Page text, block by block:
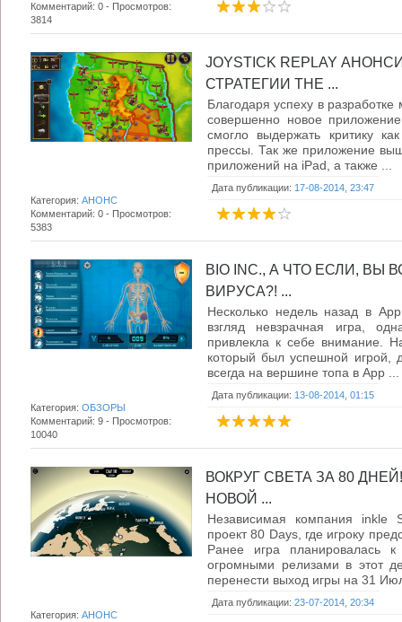
Комментарий: 0 - Просмотров:
3814
JOYSTICK REPLAY
СТРАТЕГИИ THE ...
Благодаря успеху в
совершенно новое
смогло выдержать критику
прессы. Так же приложение
приложений на iPad, а также ...
Дата публикации: 17-08-2014, 23:47
Категория: АНОНС
Комментарий: 0 - Просмотров:
5383
BIO INC., А ЧТО ЕСЛИ, ВЫ
ВИРУСА?! ...
Несколько недель назад в
взгляд невзрачная игра,
привлекла к себе внимание.
который был успешной игрой,
всегда на вершине топа в App ...
Дата публикации: 13-08-2014, 01:15
Категория: ОБЗОРЫ
Комментарий: 9 - Просмотров:
10040
ВОКРУГ СВЕТА ЗА 80
НОВОЙ ...
Независимая компания inkle
проект 80 Days, где игроку
Ранее игра
огромными релизами в этот
перенести выход игры на 31
Дата публикации: 23-07-2014, 20:34
Категория: АНОНС